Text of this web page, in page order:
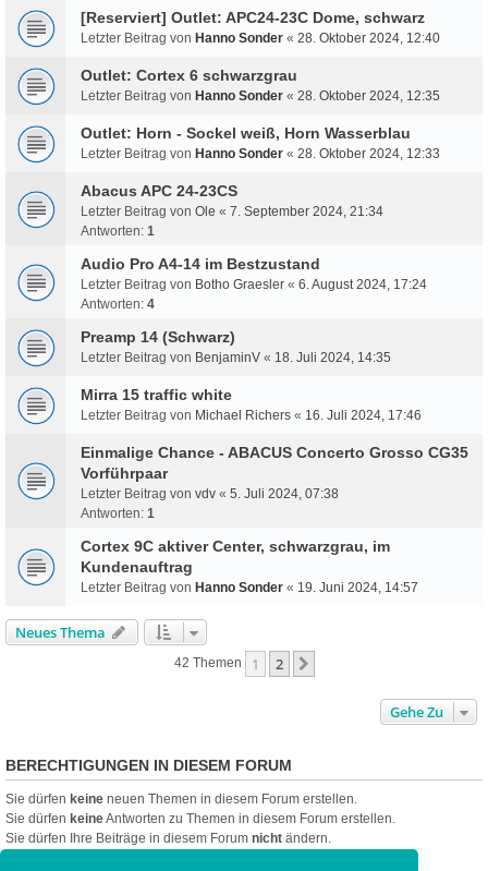
[Reserviert] Outlet: APC24-23C Dome, schwarz
Letzter Beitrag von Hanno Sonder « 28. Oktober 2024, 12:40
Outlet: Cortex 6 schwarzgrau
Letzter Beitrag von Hanno Sonder « 28. Oktober 2024, 12:35
Outlet: Horn - Sockel weiß, Horn Wasserblau
Letzter Beitrag von Hanno Sonder « 28. Oktober 2024, 12:33
Abacus APC 24-23CS
Letzter Beitrag von Ole « 7. September 2024, 21:34
Antworten: 1
Audio Pro A4-14 im Bestzustand
Letzter Beitrag von Botho Graesler « 6. August 2024, 17:24
Antworten: 4
Preamp 14 (Schwarz)
Letzter Beitrag von BenjaminV « 18. Juli 2024, 14:35
Mirra 15 traffic white
Letzter Beitrag von Michael Richers « 16. Juli 2024, 17:46
Einmalige Chance - ABACUS Concerto Grosso CG35
Vorführpaar
Letzter Beitrag von vdv « 5. Juli 2024, 07:38
Antworten: 1
Cortex 9C aktiver Center, schwarzgrau, im
Kundenauftrag
Letzter Beitrag von Hanno Sonder « 19. Juni 2024, 14:57
Neues Thema
42 Themen 1 2
Gehe Zu
BERECHTIGUNGEN IN DIESEM FORUM
Sie dürfen keine neuen Themen in diesem Forum erstellen.
Sie dürfen keineAntworten zu Themen in diesem Forum erstellen.
Sie dürfen Ihre Beiträge in diesem Forum nicht ändern.